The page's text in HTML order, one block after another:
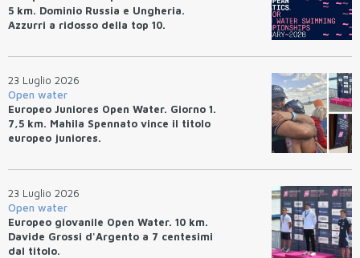
5 km. Dominio Russia e Ungheria.
Azzurri a ridosso della top 10.
23 Luglio 2026
Open water
Europeo Juniores Open Water. Giorno 1.
7,5 km. Mahila Spennato vince il titolo
europeo juniores.
23 Luglio 2026
Open water
Europeo giovanile Open Water. 10 km.
Davide Grossi d'Argento a 7 centesimi
dal titolo.